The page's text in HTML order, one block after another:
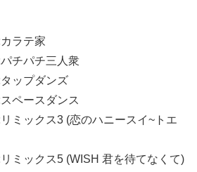
ラテ家
チパチ三人衆
ップダンズ
ペースダンス
ミックス3 (恋のハニースイ~トエ
ミックス5 (WISH 君を待てなくて)